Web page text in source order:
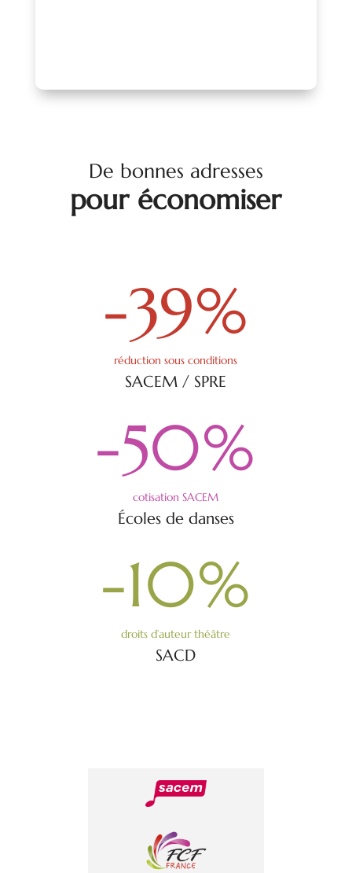
De bonnes adresses
pour économiser
-39%
réduction sous conditions
SACEM / SPRE
-50%
cotisation SACEM
Écoles de danses
-10%
droits d’auteur théâtre
SACD